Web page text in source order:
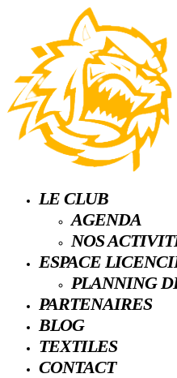
LE CLUB
AGENDA
NOS
ESPACE
PLANNING
PARTENAIRES
BLOG
TEXTILES
CONTACT